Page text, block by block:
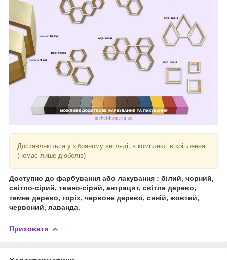
Доставляються у зібраному вигляді, в комплекті є кріплення
(немає лише дюбелів)
Доступно до фарбування або лакування : білий, чорний,
світло-сірий, темно-сірий, антрацит, світле дерево,
темне дерево, горіх, червоне дерево, синій, жовтий,
червоний, лаванда.
Приховати